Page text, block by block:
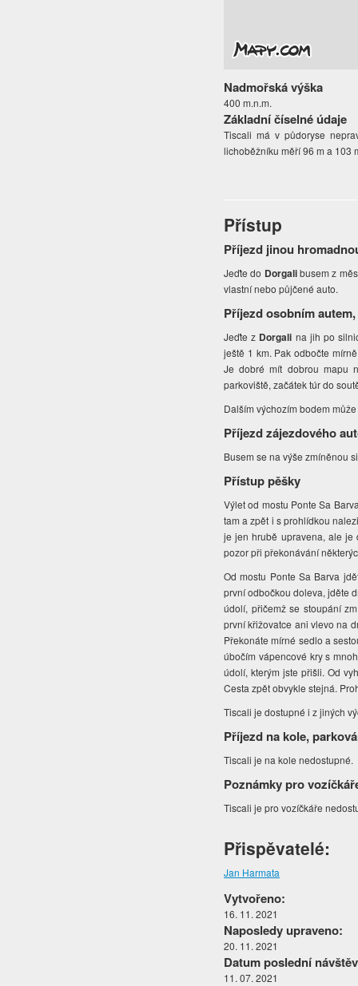
Nadmořská výška
400 m.n.m.
Základní číselné údaje
Tiscali má v půdoryse
lichoběžníku měří 96 m a 103
Přístup
Příjezd jinou
Jeďte do Dorgalibusem z
vlastní nebo půjčené auto.
Příjezd osobním
Jeďte z Dorgali na jih po
ještě 1 km. Pak odbočte
Je dobré mít dobrou mapu
parkoviště, začátek túr do
Dalším výchozím bodem
Příjezd zájezdového
Busem se na výše zmíněnou
Přístup pěšky
Výlet od mostu Ponte Sa
tam a zpět i s prohlídkou
je jen hrubě upravena, ale je
pozor při překonávání
Od mostu Ponte Sa Barva
první odbočkou doleva, jděte
údolí, přičemž se stoupání
první křižovatce ani vlevo na
Překonáte mírné sedlo a
úbočím vápencové kry s
údolí, kterým jste přišli. Od
Cesta zpět obvykle stejná.
Tiscali je dostupné i z jiných
Příjezd na kole,
Tiscali je na kole nedostupné.
Poznámky pro
Tiscali je pro vozíčkáře
Přispěvatelé:
Jan Harmata
Vytvořeno:
16. 11. 2021
Naposledy upraveno:
20. 11. 2021
Datum poslední
11. 07. 2021